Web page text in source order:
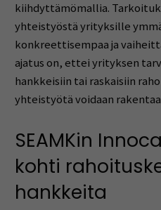
kiihdyttämömallia.
yhteistyöstä yrityksille
konkreettisempaa ja
ajatus on, ettei yrityksen
hankkeisiin tai raskaisiin
yhteistyötä voidaan
SEAMKin
kohti
hankkeita